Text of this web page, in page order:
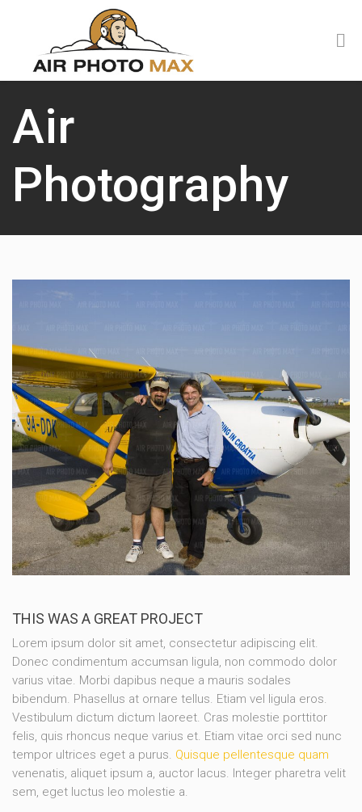
Air
Photography
THIS WAS A GREAT PROJECT
Lorem ipsum dolor sit amet, consectetur adipiscing elit.
Donec condimentum accumsan ligula, non commodo dolor
varius vitae. Morbi dapibus neque a mauris sodales
bibendum. Phasellus at ornare tellus. Etiam vel ligula eros.
Vestibulum dictum dictum laoreet. Cras molestie porttitor
felis, quis rhoncus neque varius et. Etiam vitae orci sed nunc
tempor ultrices eget a purus. Quisque pellentesque quam
venenatis, aliquet ipsum a, auctor lacus. Integer pharetra velit
sem, eget luctus leo molestie a.